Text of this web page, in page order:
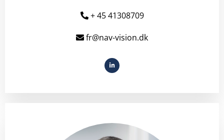
+ 45 41308709
fr@nav-vision.dk